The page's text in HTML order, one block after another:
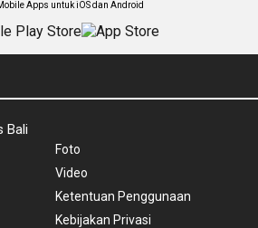
Apps untuk iOS dan Android
Bali
Foto
Video
Ketentuan Penggunaan
Kebijakan Privasi